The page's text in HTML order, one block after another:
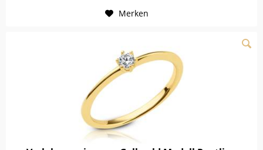
Merken